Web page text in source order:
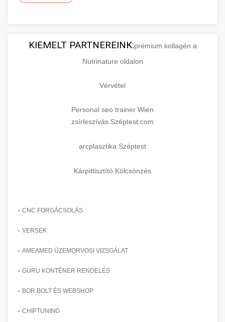
KIEMELT PARTNEREINK:prémium kollagén a
Nutrinature oldalon
Vérvétel
Personal seo trainer Wien
zsírleszívás Széptest.com
arcplasztika Széptest
Kárpittisztító Kölcsönzés
- CNC FORGÁCSOLÁS
- VERSEK
- AMEAMED ÜZEMORVOSI VIZSGÁLAT
- GURU KONTÉNER RENDELÉS
- BOR BOLT ÉS WEBSHOP
- CHIPTUNING